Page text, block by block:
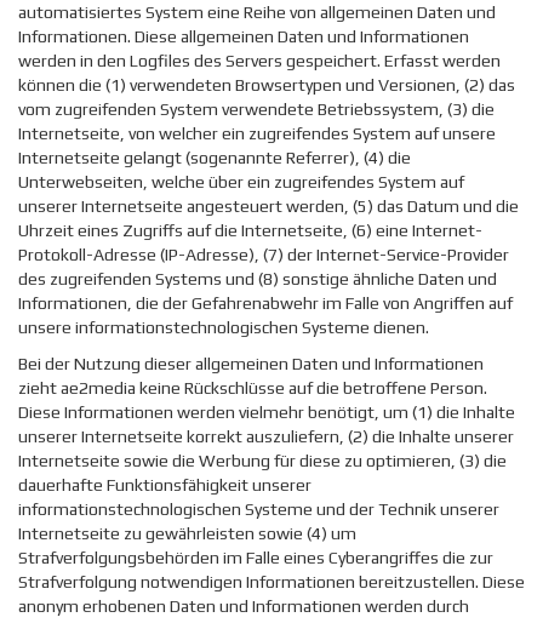
automatisiertes System eine Reihe von allgemeinen Daten und
Informationen. Diese allgemeinen Daten und Informationen
werden in den Logfiles des Servers gespeichert. Erfasst werden
können die (1) verwendeten Browsertypen und Versionen, (2) das
vom zugreifenden System verwendete Betriebssystem, (3) die
Internetseite, von welcher ein zugreifendes System auf unsere
Internetseite gelangt (sogenannte Referrer), (4) die
Unterwebseiten, welche über ein zugreifendes System auf
unserer Internetseite angesteuert werden, (5) das Datum und die
Uhrzeit eines Zugriffs auf die Internetseite, (6) eine Internet-
Protokoll-Adresse (IP-Adresse), (7) der Internet-Service-Provider
des zugreifenden Systems und (8) sonstige ähnliche Daten und
Informationen, die der Gefahrenabwehr im Falle von Angriffen auf
unsere informationstechnologischen Systeme dienen.
Bei der Nutzung dieser allgemeinen Daten und Informationen
zieht ae2media keine Rückschlüsse auf die betroffene Person.
Diese Informationen werden vielmehr benötigt, um (1) die Inhalte
unserer Internetseite korrekt auszuliefern, (2) die Inhalte unserer
Internetseite sowie die Werbung für diese zu optimieren, (3) die
dauerhafte Funktionsfähigkeit unserer
informationstechnologischen Systeme und der Technik unserer
Internetseite zu gewährleisten sowie (4) um
Strafverfolgungsbehörden im Falle eines Cyberangriffes die zur
Strafverfolgung notwendigen Informationen bereitzustellen. Diese
anonym erhobenen Daten und Informationen werden durch